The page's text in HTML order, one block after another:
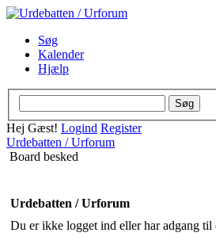
Søg
Kalender
Hjælp
Hej Gæst! Logind Register
Urdebatten / Urforum
Board besked
Urdebatten / Urforum
Du er ikke logget ind eller har adgang